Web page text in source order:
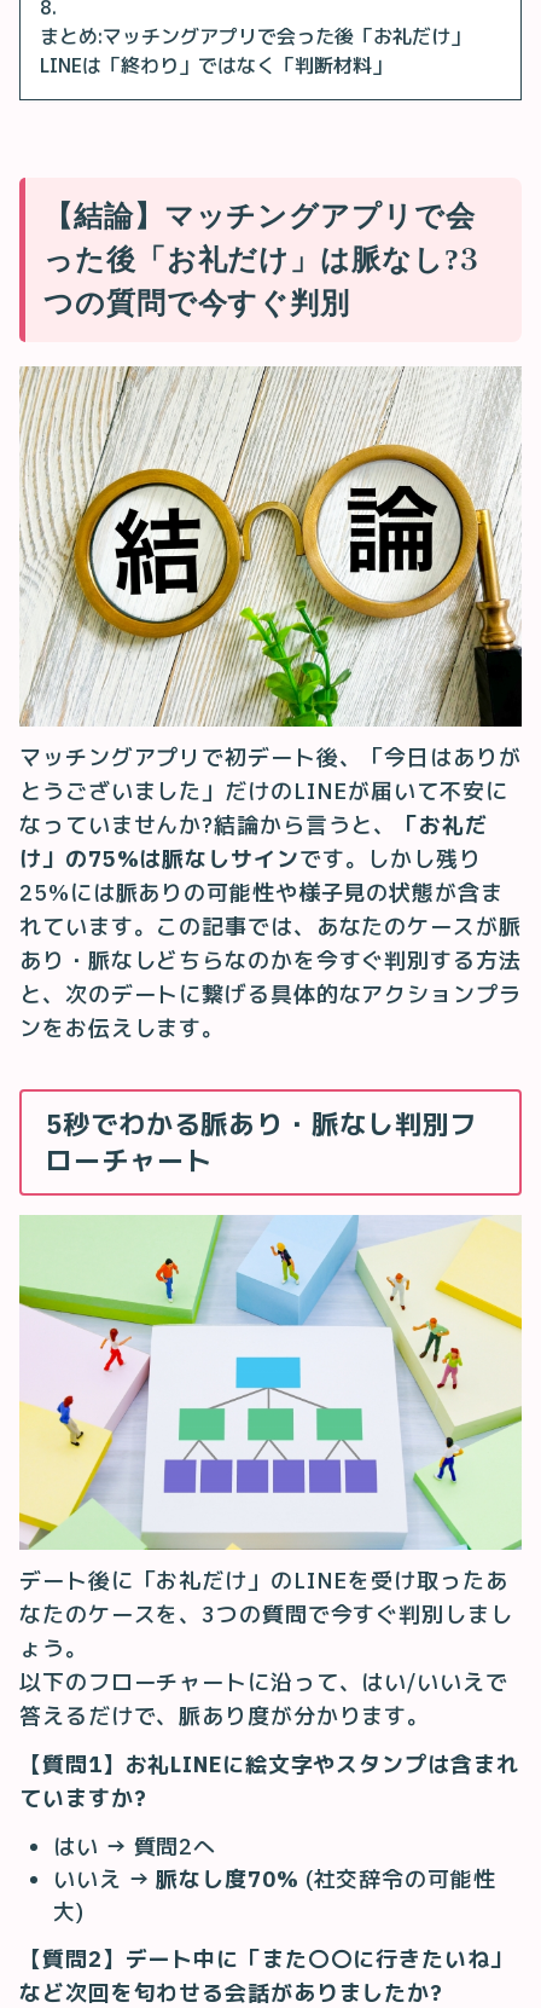
まとめ:マッチングアプリで会った後「お礼だけ」
LINEは「終わり」ではなく「判断材料」
【結論】マッチングアプリで会
った後「お礼だけ」は脈なし?3
つの質問で今すぐ判別
マッチングアプリで初デート後、「今日はありが
とうございました」だけのLINEが届いて不安に
なっていませんか?結論から言うと、
「お礼だ
け」の75%は脈なしサインです。しかし残り
25%には脈ありの可能性や様子見の状態が含ま
れています。この記事では、あなたのケースが脈
あり・脈なしどちらなのかを今すぐ判別する方法
と、次のデートに繋げる具体的なアクションプラ
ンをお伝えします。
5秒でわかる脈あり・脈なし判別フ
ローチャート
デート後に「お礼だけ」のLINEを受け取ったあ
なたのケースを、3つの質問で今すぐ判別しまし
ょう。
以下のフローチャートに沿って、はい/いいえで
答えるだけで、脈あり度が分かります。
【質問1】お礼LINEに絵文字やスタンプは含まれ
ていますか?
はい → 質問2へ
いいえ →脈なし度70% (社交辞令の可能性
大)
【質問2】デート中に「また〇〇に行きたいね」
など次回を匂わせる会話がありましたか?